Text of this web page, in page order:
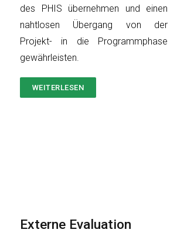
des PHIS übernehmen und einen
nahtlosen Übergang von der
Projekt- in die Programmphase
gewährleisten.
WEITERLESEN
FACHSTELLE
Externe Evaluation